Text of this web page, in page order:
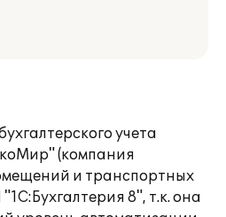
учета
(компания
и транспортных
8", т.к. она